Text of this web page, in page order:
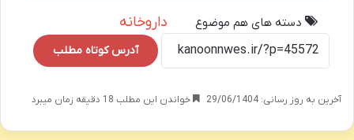
دسته های هم موضوع داروخانه
آدرس کوتاه مطلب
آخرین به روز رسانی: 29/06/1404 خواندن این مطلب 18 دقیقه زمان میبرد